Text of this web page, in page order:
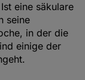
eine säkulare
seine
in der die
einige der